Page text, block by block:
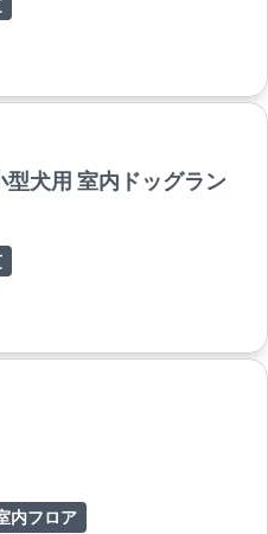
犬用 室内ドッグラン
内フロア